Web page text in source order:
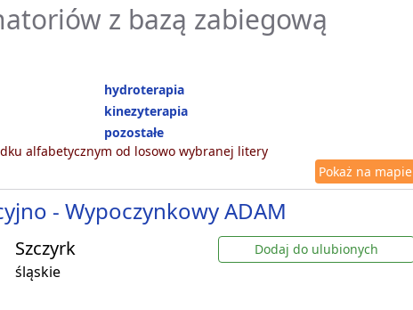
z bazą zabiegową
hydroterapia
kinezyterapia
pozostałe
alfabetycznym od losowo wybranej litery
Pokaż na mapie
- Wypoczynkowy ADAM
Szczyrk
śląskie
Dodaj do ulubionych